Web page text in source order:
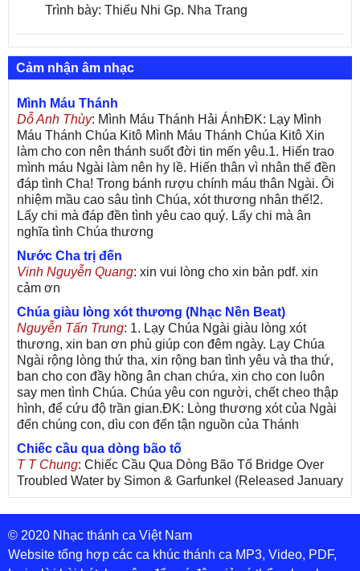
Trình bày: Thiếu Nhi Gp. Nha Trang
Cảm nhận âm nhạc
Mình Máu Thánh
Dỗ Anh Thùy: Mình Máu Thánh Hải ÁnhĐK: Lạy Mình
Máu Thánh Chúa Kitô Mình Máu Thánh Chúa Kitô Xin
làm cho con nên thánh suốt đời tin mến yêu.1. Hiến trao
mình máu Ngài làm nên hy lề. Hiến thân vì nhân thế đền
đáp tình Cha! Trong bánh rượu chính máu thân Ngài. Ôi
nhiệm mầu cao sâu tình Chúa, xót thương nhân thế!2.
Lấy chi mà đáp đền tình yêu cao quý. Lấy chi mà ân
nghĩa tình Chúa thương
Nước Cha trị đến
Vinh Nguyễn Quang: xin vui lòng cho xin bản pdf. xin
cảm ơn
Chúa giàu lòng xót thương (Nhạc Nền Beat)
Nguyễn Tấn Trung: 1. Lạy Chúa Ngài giàu lòng xót
thương, xin ban ơn phù giúp con đêm ngày. Lạy Chúa
Ngài rộng lòng thứ tha, xin rộng ban tình yêu và tha thứ,
ban cho con đầy hồng ân chan chứa, xin cho con luôn
say men tình Chúa. Chúa yêu con người, chết cheo thập
hình, để cứu độ trần gian.ĐK: Lòng thương xót của Ngài
đến chúng con, dìu con đến tận nguồn của Thánh
Chiếc cầu qua dòng bão tố
T T Chung: Chiếc Cầu Qua Dòng Bão Tố Bridge Over
Troubled Water by Simon & Garfunkel (Released January
26, 1970) Lời Việt: Nhạc Sĩ Vũ Đức Nghiêm Trình Bày:
Chung Tử Lưu
De Colores! (Lời Việt)
Son Vu: Bài hát có lời chưa.Cám ơn
© 2020 Nhạc thánh ca Việt Nam
Website tổng hợp các ca khúc thánh ca MP3, Video, PDF,